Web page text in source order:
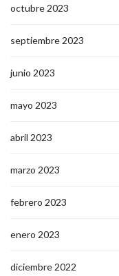
octubre 2023
septiembre 2023
junio 2023
mayo 2023
abril 2023
marzo 2023
febrero 2023
enero 2023
diciembre 2022